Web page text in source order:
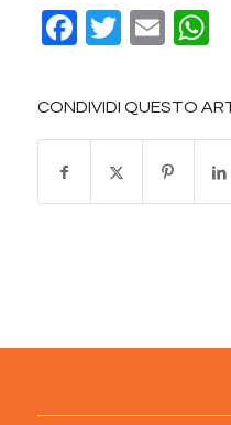
Facebook
Twitter
Email
CONDIVIDI QUESTO